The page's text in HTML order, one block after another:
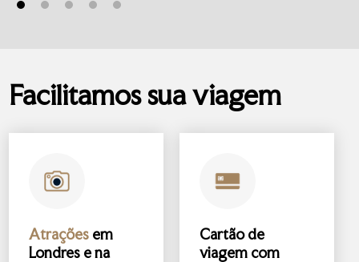
Facilitamos sua viagem
Atrações em
Londres e na
Cartão de
viagem com